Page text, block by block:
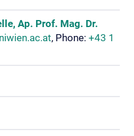
Ap. Prof. Mag. Dr.
, Phone: +43 1